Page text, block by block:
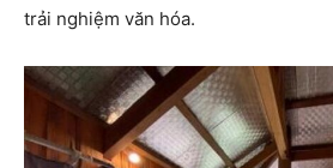
trải nghiệm văn hóa.